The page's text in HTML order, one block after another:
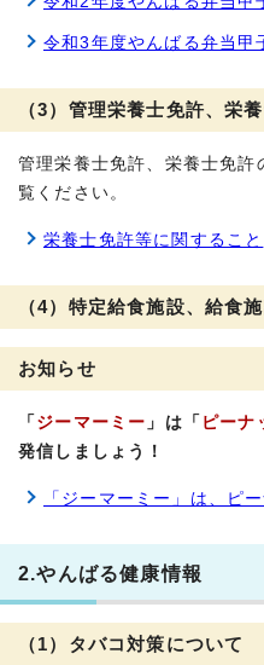
令和3年度やんばる弁当甲
（3）管理栄養士免許、栄
管理栄養士免許、栄養士免許
覧ください。
栄養士免許等に関すること
（4）特定給食施設、給食
お知らせ
「 ジーマーミー 」は「 ピーナ
発信しましょう！
「ジーマーミー」は、ピー
2.やんばる健康情報
（1）タバコ対策について